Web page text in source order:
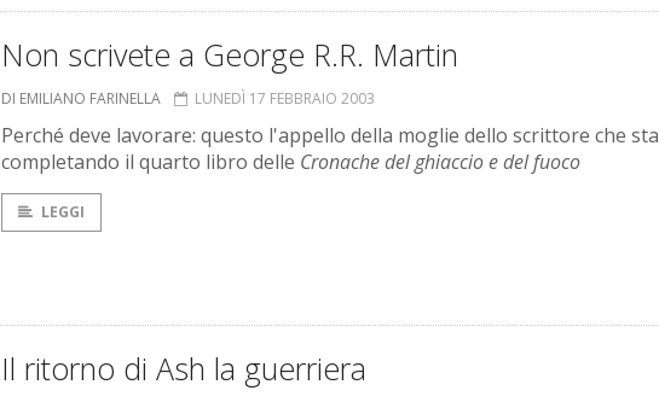
Non scrivete a George R.R. Martin
DI EMILIANO FARINELLA LUNEDÌ 17 FEBBRAIO 2003
Perché deve lavorare: questo l'appello della moglie dello scrittore che sta
completando il quarto libro delle Cronache del ghiaccio e del fuoco
LEGGI
Il ritorno di Ash la guerriera